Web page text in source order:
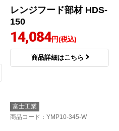
レンジフード部材 HDS-
150
14,084円(税込)
商品詳細はこちら
富士工業
商品コード ：YMP10-345-W